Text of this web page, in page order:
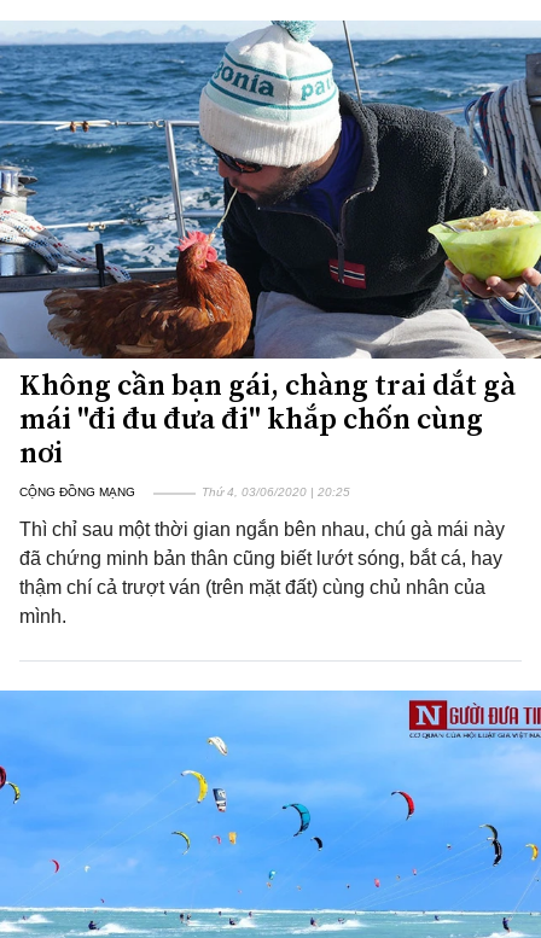
Không cần bạn gái, chàng trai dắt gà
mái "đi đu đưa đi" khắp chốn cùng
nơi
CỘNG ĐỒNG MẠNG Thứ 4, 03/06/2020 | 20:25
Thì chỉ sau một thời gian ngắn bên nhau, chú gà mái này
đã chứng minh bản thân cũng biết lướt sóng, bắt cá, hay
thậm chí cả trượt ván (trên mặt đất) cùng chủ nhân của
mình.